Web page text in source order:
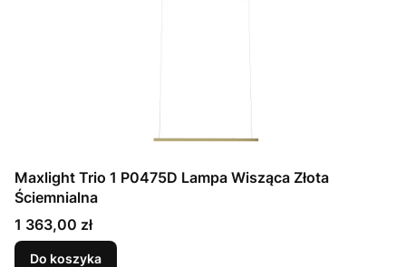
Maxlight Trio 1 P0475D Lampa Wisząca Złota
Ściemnialna
Cena
1 363,00 zł
Do koszyka